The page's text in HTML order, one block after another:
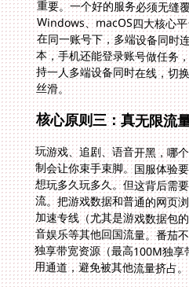
本，手机还能登录账号做任务
丝滑。
核心原则三：真无限流
玩游戏、追剧、语音开黑，哪
制会让你束手束脚。国服体验
想玩多久玩多久。但这背后需
流。把游戏数据和普通的网页
加速专线（尤其是游戏数据包
音娱乐等其他回国流量。番茄
独享带宽资源（最高100M独
用通道，避免被其他流量挤占。